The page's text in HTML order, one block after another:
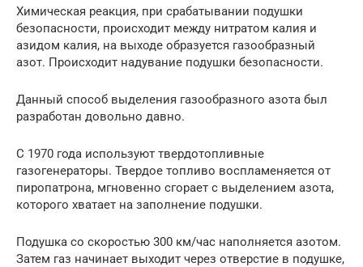
Химическая реакция, при срабатывании подушки
безопасности, происходит между нитратом калия и
азидом калия, на выходе образуется газообразный
азот. Происходит надувание подушки безопасности.
Данный способ выделения газообразного азота был
разработан довольно давно.
С 1970 года используют твердотопливные
газогенераторы. Твердое топливо воспламеняется от
пиропатрона, мгновенно сгорает с выделением азота,
которого хватает на заполнение подушки.
Подушка со скоростью 300 км/час наполняется азотом.
Затем газ начинает выходит через отверстие в подушке,